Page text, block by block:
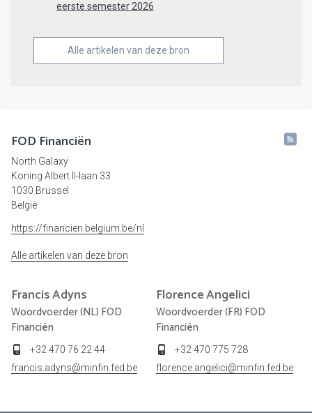
eerste semester 2026
Alle artikelen van deze bron
FOD Financiën
North Galaxy
Koning Albert II-laan 33
1030 Brussel
België
https://financien.belgium.be/nl
Alle artikelen van deze bron
FrancisAdyns
Woordvoerder (NL) FOD
Financiën
+32 470 76 22 44
francis.adyns@minfin.fed.be
FlorenceAngelici
Woordvoerder (FR) FOD
Financiën
+32 470 775 728
florence.angelici@minfin.fed.be